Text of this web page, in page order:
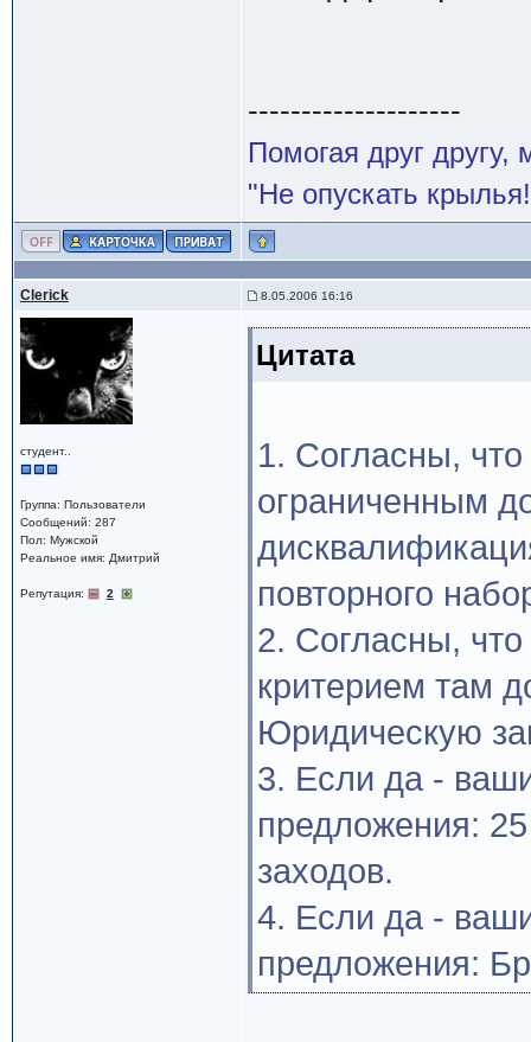
--------------------
Помогая друг
"Не опускать
Clerick 8.05.2006 16:16
студент..
Группа: Пользователи
Сообщений: 287
Пол: Мужской
Реальное имя: Дмитрий
Репутация: 2
Цитата
1. Согласны,
ограниченным
повторного
2. Согласны,
критерием там
Юридическую
3. Если да -
предложения:
заходов.
4. Если да -
предложения: